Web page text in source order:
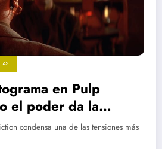
en Pulp
el poder da la
espera al fondo
condensa una de las tensiones más